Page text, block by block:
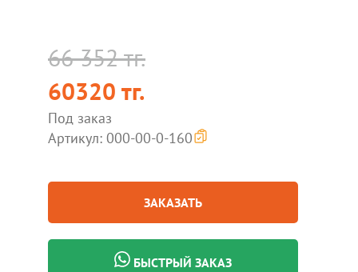
66 352 тг.
60320 тг.
Под заказ
Артикул: 000-00-0-160
ЗАКАЗАТЬ
БЫСТРЫЙ ЗАКАЗ